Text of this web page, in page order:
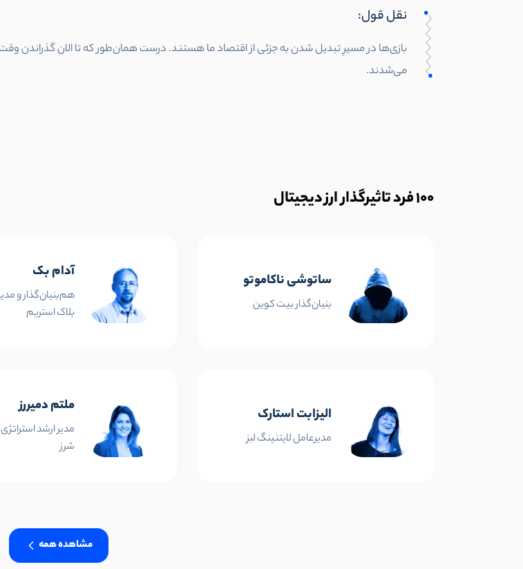
نقل قول:
بازی‌ها در مسیرِ تبدیل شدن به جزئی از اقتصاد ما هستند. درست همان‌طور که تا الان گذراندن
می‌شدند.
100فرد تاثیرگذار ارز دیجیتال
ساتوشی ناکاموتو
بنیان‌گذار بیت کوین
آدام بک
هم‌بنیان‌گذار و
بلاک استریم
الیزابت استارک
مدیرعامل لایتنینگ لبز
ملتم دمیررز
مدیر ارشد
شرز
مشاهده همه